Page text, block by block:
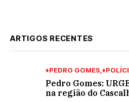
ARTIGOS RECENTES
♦PEDRO GOMES
Pedro Gomes:
na região do